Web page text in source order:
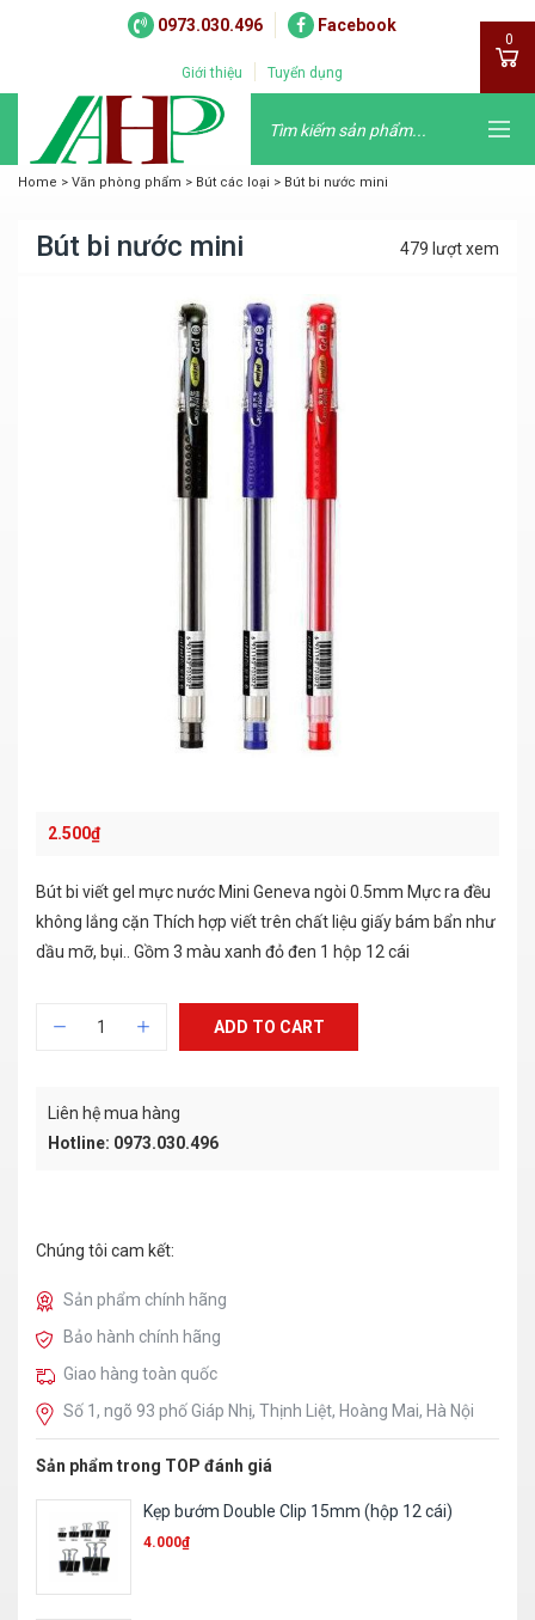
0973.030.496 Facebook
Giới thiệu Tuyển dụng
0
Home > Văn phòng phẩm > Bút các loại > Bút bi nước mini
Bút bi nước mini 479 lượt xem
2.500₫
Bút bi viết gel mực nước Mini Geneva ngòi 0.5mm Mực ra đều
không lắng cặn Thích hợp viết trên chất liệu giấy bám bẩn như
dầu mỡ, bụi.. Gồm 3 màu xanh đỏ đen 1 hộp 12 cái
ADD TO CART
Liên hệ mua hàng
Hotline: 0973.030.496
Chúng tôi cam kết:
Sản phẩm chính hãng
Bảo hành chính hãng
Giao hàng toàn quốc
Số 1, ngõ 93 phố Giáp Nhị, Thịnh Liệt, Hoàng Mai, Hà Nội
Sản phẩm trong TOP đánh giá
Bút chì 2B – Batos
1.700